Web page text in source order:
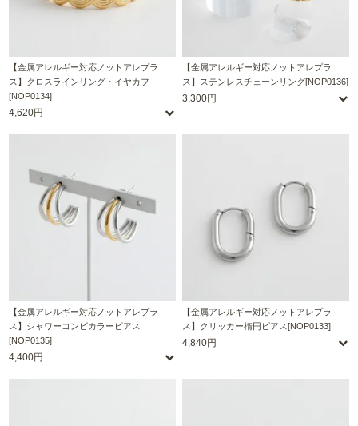
【金属アレルギー対応ノットアレプラ
ス】クロスラインリング・イヤカフ
[NOP0134]
4,620円
【金属アレルギー対応ノットアレプラ
ス】ステンレスチェーンリング[NOP0136]
3,300円
【金属アレルギー対応ノットアレプラ
ス】シャワーコンビカラーピアス
[NOP0135]
4,400円
【金属アレルギー対応ノットアレプラ
ス】クリッカー楕円ピアス[NOP0133]
4,840円